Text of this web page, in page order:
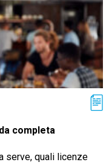
completa
serve, quali licenze